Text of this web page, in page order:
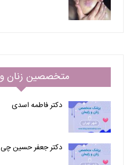
متخصصین زنان و
دکتر فاطمه اسدی
دکتر جعفر حسین چی